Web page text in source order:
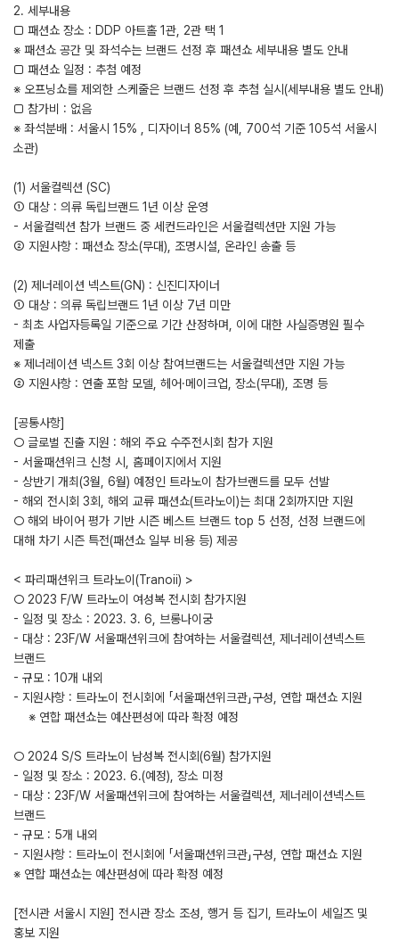
2. 세부내용
□ 패션쇼 장소 : DDP 아트홀 1관, 2관 택 1
※ 패션쇼 공간 및 좌석수는 브랜드 선정 후 패션쇼 세부내용 별도 안내
□ 패션쇼 일정 : 추첨 예정
※ 오프닝쇼를 제외한 스케줄은 브랜드 선정 후 추첨 실시(세부내용 별도 안내)
□ 참가비 : 없음
※ 좌석분배 : 서울시 15% , 디자이너 85% (예, 700석 기준 105석 서울시
소관)
(1) 서울컬렉션 (SC)
① 대상 : 의류 독립브랜드 1년 이상 운영
- 서울컬렉션 참가 브랜드 중 세컨드라인은 서울컬렉션만 지원 가능
② 지원사항 : 패션쇼 장소(무대), 조명시설, 온라인 송출 등
(2) 제너레이션 넥스트(GN) : 신진디자이너
① 대상 : 의류 독립브랜드 1년 이상 7년 미만
- 최초 사업자등록일 기준으로 기간 산정하며, 이에 대한 사실증명원 필수
제출
※ 제너레이션 넥스트 3회 이상 참여브랜드는 서울컬렉션만 지원 가능
② 지원사항 : 연출 포함 모델, 헤어·메이크업, 장소(무대), 조명 등
[공통사항]
○ 글로벌 진출 지원 : 해외 주요 수주전시회 참가 지원
- 서울패션위크 신청 시, 홈페이지에서 지원
- 상반기 개최(3월, 6월) 예정인 트라노이 참가브랜드를 모두 선발
- 해외 전시회 3회, 해외 교류 패션쇼(트라노이)는 최대 2회까지만 지원
○ 해외 바이어 평가 기반 시즌 베스트 브랜드 top 5 선정, 선정 브랜드에
대해 차기 시즌 특전(패션쇼 일부 비용 등) 제공
< 파리패션위크 트라노이(Tranoii) >
○ 2023 F/W 트라노이 여성복 전시회 참가지원
- 일정 및 장소 : 2023. 3. 6, 브롱나이궁
- 대상 : 23F/W 서울패션위크에 참여하는 서울컬렉션, 제너레이션넥스트
브랜드
- 규모 : 10개 내외
- 지원사항 : 트라노이 전시회에 「서울패션위크관」구성, 연합 패션쇼 지원
※ 연합 패션쇼는 예산편성에 따라 확정 예정
○ 2024 S/S 트라노이 남성복 전시회(6월) 참가지원
- 일정 및 장소 : 2023. 6.(예정), 장소 미정
- 대상 : 23F/W 서울패션위크에 참여하는 서울컬렉션, 제너레이션넥스트
브랜드
- 규모 : 5개 내외
- 지원사항 : 트라노이 전시회에 「서울패션위크관」구성, 연합 패션쇼 지원
※ 연합 패션쇼는 예산편성에 따라 확정 예정
[전시관 서울시 지원] 전시관 장소 조성, 행거 등 집기, 트라노이 세일즈 및
홍보 지원